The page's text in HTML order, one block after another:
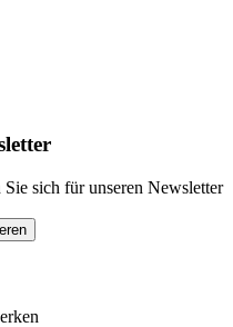
sich für unseren Newsletter